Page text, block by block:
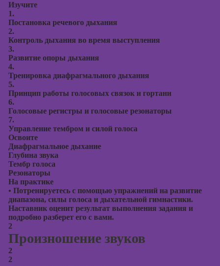
продюсирования
Изучите
1.
Постановка речевого дыхания
2.
Контроль дыхания во время выступления
3.
Развитие опоры дыхания
4.
Тренировка диафрагмального дыхания
5.
Принцип работы голосовых связок и гортани
6.
Голосовые регистры и голосовые резонаторы
7.
Управление тембром и силой голоса
Освоите
Диафрагмальное дыхание
Глубина звука
Тембр голоса
Резонаторы
На практике
• Потренируетесь с помощью упражнений на развитие
диапазона, силы голоса и дыхательной гимнастики.
Наставник оценит результат выполнения задания и
подробно разберет его с вами.
2
Произношение звуков
2
2